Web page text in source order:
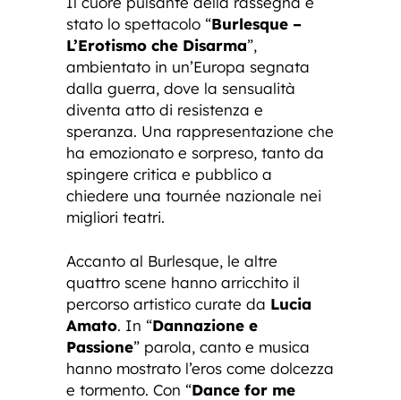
stato lo spettacolo “Burlesque –
L’Erotismo che Disarma”,
ambientato in un’Europa segnata
dalla guerra, dove la sensualità
diventa atto di resistenza e
speranza. Una rappresentazione che
ha emozionato e sorpreso, tanto da
spingere critica e pubblico a
chiedere una tournée nazionale nei
migliori teatri.
Accanto al Burlesque, le altre
quattro scene hanno arricchito il
percorso artistico curate da Lucia
Amato. In “Dannazione e
Passione” parola, canto e musica
hanno mostrato l’eros come dolcezza
e tormento. Con “Dance for me